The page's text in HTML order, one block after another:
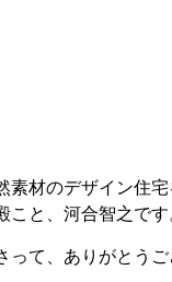
素材のデザイン住
こと、河合智之です
って、ありがとうご